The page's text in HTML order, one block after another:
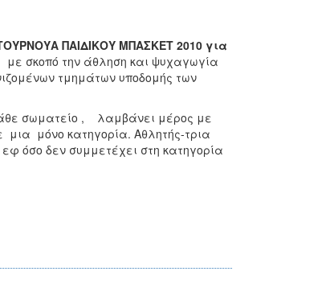
ΠΑΙΔΙΚΟΥ ΜΠΑΣΚΕΤ 2010 για
σκοπό την άθληση και ψυχαγωγία
τμημάτων υποδομής των
σωματείο , λαμβάνει μέρος με
μόνο κατηγορία. Αθλητής-τρια
όσο δεν συμμετέχει στη κατηγορία